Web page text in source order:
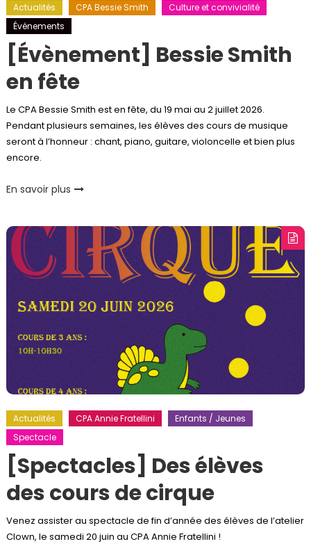
Actualités CPA Bessie Smith
Culture et convivialité
Événements
[Évènement] Bessie Smith
en fête
Le CPA Bessie Smith est en fête, du 19 mai au 2 juillet 2026.
Pendant plusieurs semaines, les élèves des cours de musique
seront à l’honneur : chant, piano, guitare, violoncelle et bien plus
encore.
En savoir plus
Actualités CPA Annie Fratellini
Enfants / Jeunes
Spectacle
[Spectacles] Des élèves
des cours de cirque
Venez assister au spectacle de fin d’année des élèves de l’atelier
Clown, le samedi 20 juin au CPA Annie Fratellini !